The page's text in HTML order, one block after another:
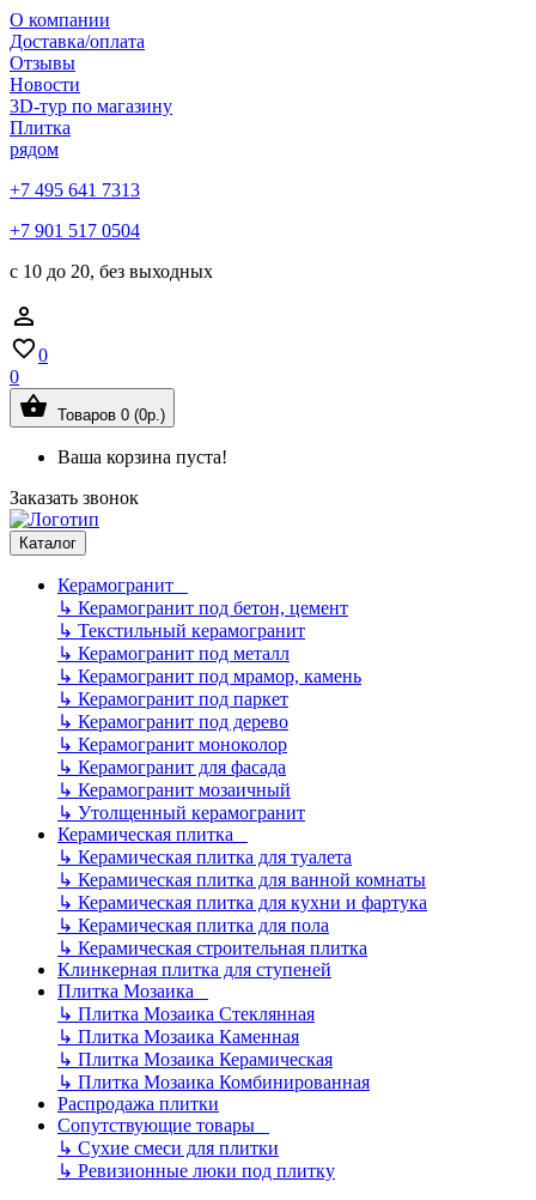
О компании
Доставка/оплата
Отзывы
Новости
3D-тур по магазину
Плитка
рядом
+7 495 641 7313
+7 901 517 0504
с 10 до 20, без выходных
0
0
Товаров 0 (0р.)
Ваша корзина пуста!
Заказать звонок
Каталог
Керамогранит
↳ Керамогранит под бетон, цемент
↳ Текстильный керамогранит
↳ Керамогранит под металл
↳ Керамогранит под мрамор, камень
↳ Керамогранит под паркет
↳ Керамогранит под дерево
↳ Керамогранит моноколор
↳ Керамогранит для фасада
↳ Керамогранит мозаичный
↳ Утолщенный керамогранит
Керамическая плитка
↳ Керамическая плитка для туалета
↳ Керамическая плитка для ванной комнаты
↳ Керамическая плитка для кухни и фартука
↳ Керамическая плитка для пола
↳ Керамическая строительная плитка
Клинкерная плитка для ступеней
Плитка Мозаика
↳ Плитка Мозаика Стеклянная
↳ Плитка Мозаика Каменная
↳ Плитка Мозаика Керамическая
↳ Плитка Мозаика Комбинированная
Распродажа плитки
Сопутствующие товары
↳ Сухие смеси для плитки
↳ Ревизионные люки под плитку